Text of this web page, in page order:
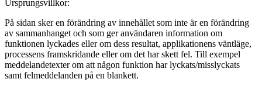
Ursprungsvillkor:
På sidan sker en förändring av innehållet som inte är en förändring
av sammanhanget och som ger användaren information om
funktionen lyckades eller om dess resultat, applikationens väntläge,
processens framskridande eller om det har skett fel. Till exempel
meddelandetexter om att någon funktion har lyckats/misslyckats
samt felmeddelanden på en blankett.